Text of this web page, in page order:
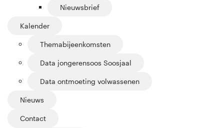
Nieuwsbrief
Kalender
Themabijeenkomsten
Data jongerensoos Soosjaal
Data ontmoeting volwassenen
Nieuws
Contact